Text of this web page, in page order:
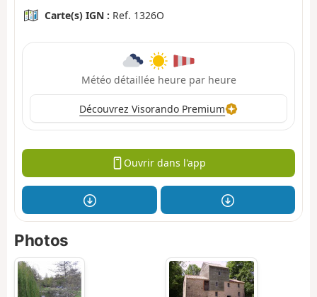
Carte(s) IGN : Ref. 1326O
Météo détaillée heure par heure
Découvrez Visorando Premium
Ouvrir dans l'app
Photos